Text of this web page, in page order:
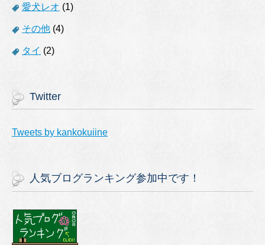
愛犬レオ (1)
その他 (4)
タイ (2)
Twitter
Tweets by kankokuiine
人気ブログランキング参加中です！